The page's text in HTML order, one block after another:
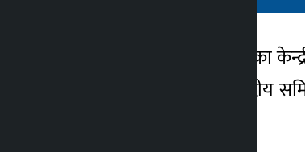
काठमाडौं । नेपाली
छन् । सानेपामा जारी